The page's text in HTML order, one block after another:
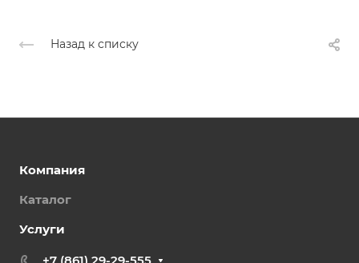
Назад к списку
Компания
Каталог
Услуги